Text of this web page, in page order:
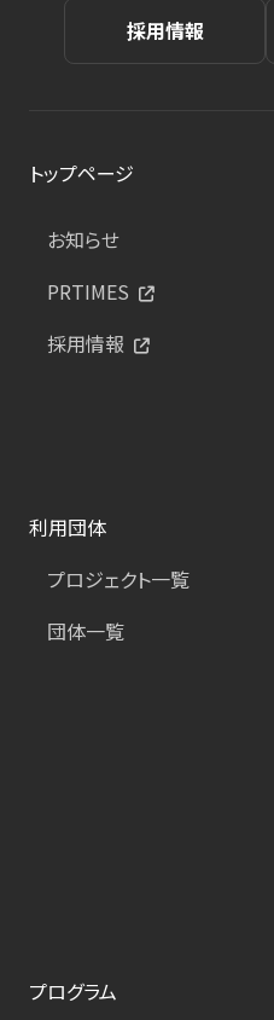
採用情報
トップページ
お知らせ
PRTIMES
採用情報
利用団体
プロジェクト一覧
団体一覧
プログラム